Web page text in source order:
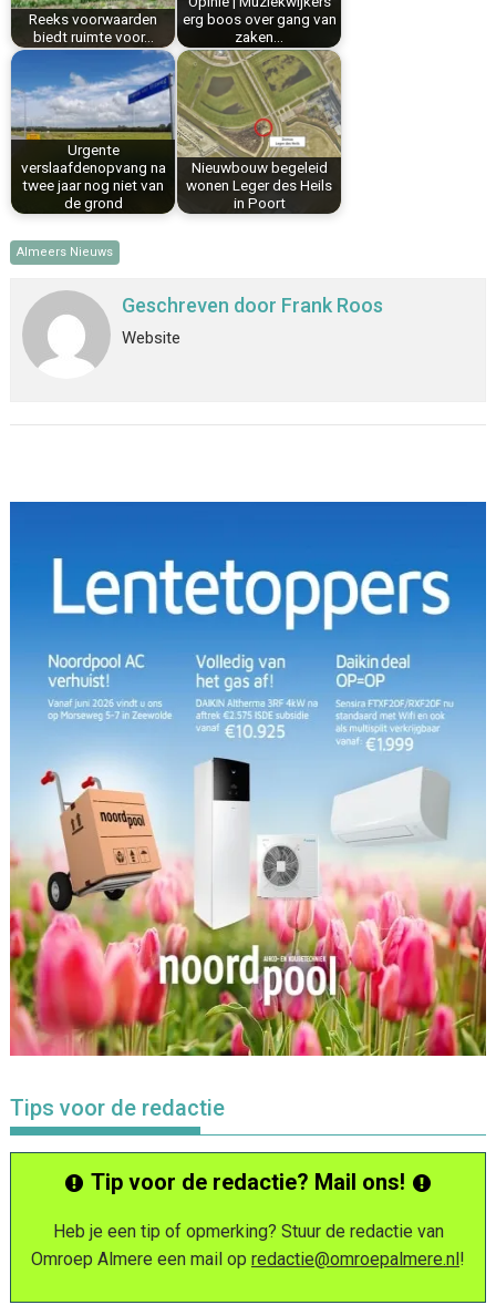
t
Reeks voorwaarden
biedt ruimte voor…
erg boos over gang van
zaken…
Urgente
verslaafdenopvang na
twee jaar nog niet van
de grond
Nieuwbouw begeleid
wonen Leger des Heils
in Poort
Almeers Nieuws
Geschreven door Frank Roos
Website
Tips voor de redactie
Tip voor de redactie? Mail ons!
Heb je een tip of opmerking? Stuur de redactie van
Omroep Almere een mail op redactie@omroepalmere.nl!